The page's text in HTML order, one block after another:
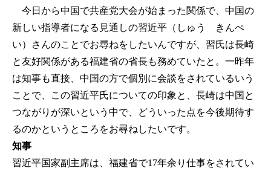
今日から中国で共産党大会が始まった関係で、中国の
新しい指導者になる見通しの習近平（しゅう きんぺ
い）さんのことでお尋ねをしたいんですが、習氏は長崎
と友好関係がある福建省の省長も務めていたと。一昨年
は知事も直接、中国の方で個別に会談をされているいう
ことで、この習近平氏についての印象と、長崎は中国と
つながりが深いという中で、どういった点を今後期待す
るのかというところをお尋ねしたいです。
知事
習近平国家副主席は、福建省で17年余り仕事をされてい